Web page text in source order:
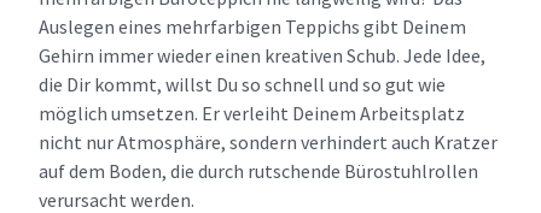
Auslegen eines mehrfarbigen Teppichs gibt Deinem
Gehirn immer wieder einen kreativen Schub. Jede Idee,
die Dir kommt, willst Du so schnell und so gut wie
möglich umsetzen. Er verleiht Deinem Arbeitsplatz
nicht nur Atmosphäre, sondern verhindert auch Kratzer
auf dem Boden, die durch rutschende Bürostuhlrollen
verursacht werden.